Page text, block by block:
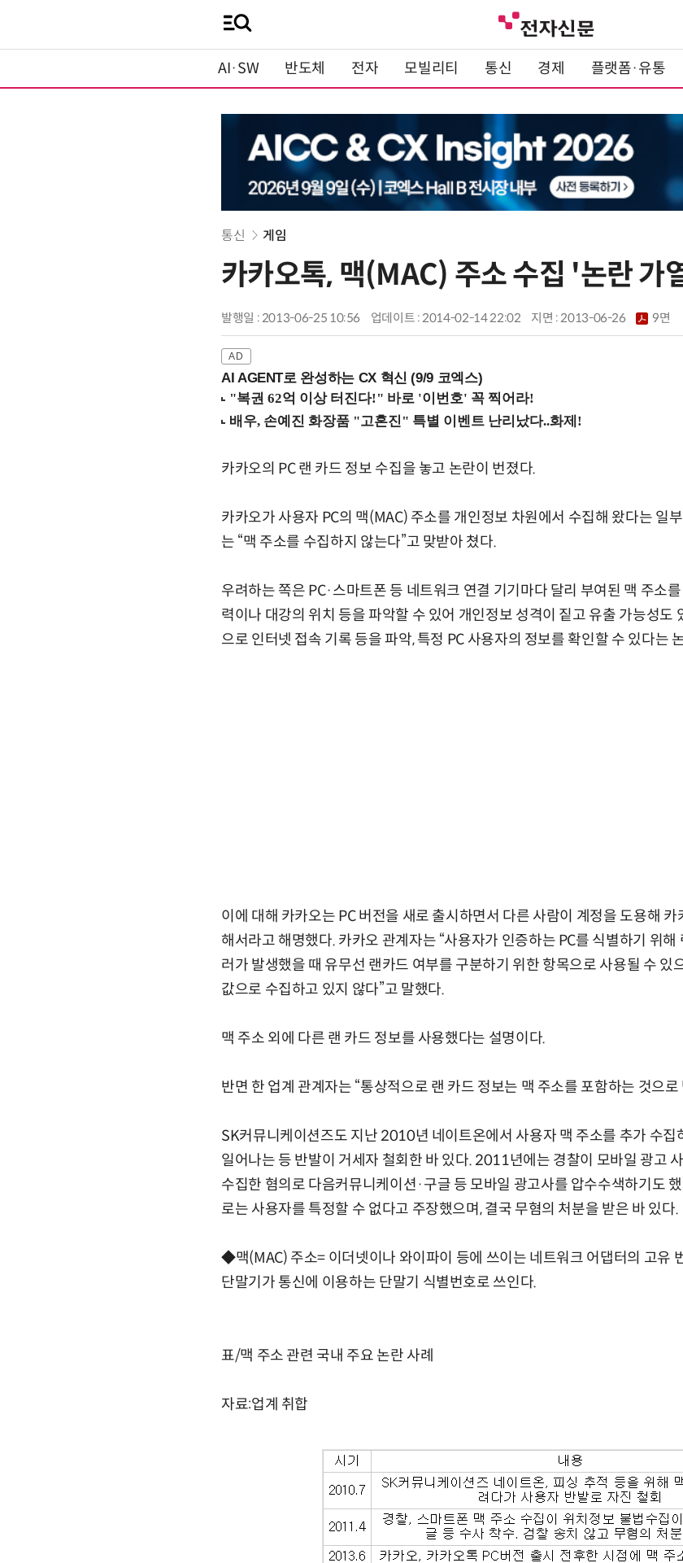
AI·SW 반도체 전자 모빌리티 통신 경제 플랫폼·유통
통신 게임
카카오톡, 맥(MAC) 주소 수집 '논란 가
발행일 : 2013-06-25 10:56 업데이트 : 2014-02-14 22:02 지면 :2013-06-26 9면
AI AGENT로 완성하는 CX 혁신 (9/9 코엑스)
카카오의 PC 랜 카드 정보 수집을 놓고 논란이 번졌다.
카카오가 사용자 PC의 맥(MAC) 주소를 개인정보 차원에서 수집해 왔다는 일
는 “맥 주소를 수집하지 않는다”고 맞받아 쳤다.
우려하는 쪽은 PC·스마트폰 등 네트워크 연결 기기마다 달리 부여된 맥 주소
력이나 대강의 위치 등을 파악할 수 있어 개인정보 성격이 짙고 유출 가능성도
으로 인터넷 접속 기록 등을 파악, 특정 PC 사용자의 정보를 확인할 수 있다는
이에 대해 카카오는 PC 버전을 새로 출시하면서 다른 사람이 계정을 도용해 카
해서라고 해명했다. 카카오 관계자는 “사용자가 인증하는 PC를 식별하기 위해
러가 발생했을 때 유무선 랜카드 여부를 구분하기 위한 항목으로 사용될 수 있
값으로 수집하고 있지 않다”고 말했다.
맥 주소 외에 다른 랜 카드 정보를 사용했다는 설명이다.
반면 한 업계 관계자는 “통상적으로 랜 카드 정보는 맥 주소를 포함하는 것으
SK커뮤니케이션즈도 지난 2010년 네이트온에서 사용자 맥 주소를 추가 수집
일어나는 등 반발이 거세자 철회한 바 있다. 2011년에는 경찰이 모바일 광고
수집한 혐의로 다음커뮤니케이션·구글 등 모바일 광고사를 압수수색하기도
로는 사용자를 특정할 수 없다고 주장했으며, 결국 무혐의 처분을 받은 바 있다.
◆맥(MAC) 주소= 이더넷이나 와이파이 등에 쓰이는 네트워크 어댑터의 고유
단말기가 통신에 이용하는 단말기 식별번호로 쓰인다.
표/맥 주소 관련 국내 주요 논란 사례
자료:업계 취합